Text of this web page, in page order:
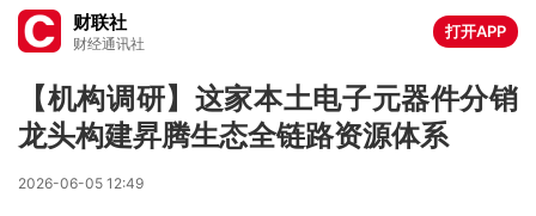
财联社
财经通讯社
打开APP
【机构调研】这家本土电子元器件分销
龙头构建昇腾生态全链路资源体系
2026-06-05 12:49